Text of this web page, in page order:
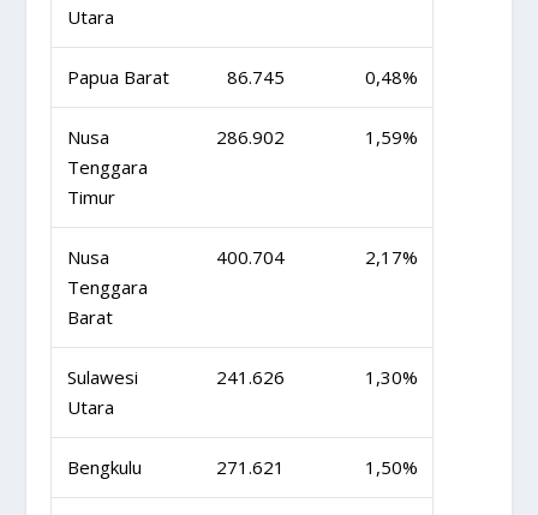
Utara
Papua Barat 86.745 0,48%
Nusa
Tenggara
Timur
286.902 1,59%
Nusa
Tenggara
Barat
400.704 2,17%
Sulawesi
Utara
241.626 1,30%
Bengkulu 271.621 1,50%